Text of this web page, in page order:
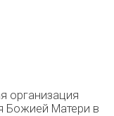
организация
Божией Матери в